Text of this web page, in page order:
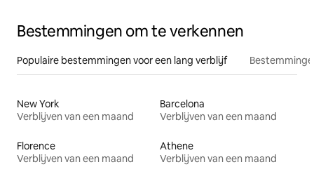
Bestemmingen om te verkennen
Populaire bestemmingen voor een lang verblijf
New York
Verblijven van een maand
Barcelona
Verblijven van een maand
Florence
Verblijven van een maand
Athene
Verblijven van een maand